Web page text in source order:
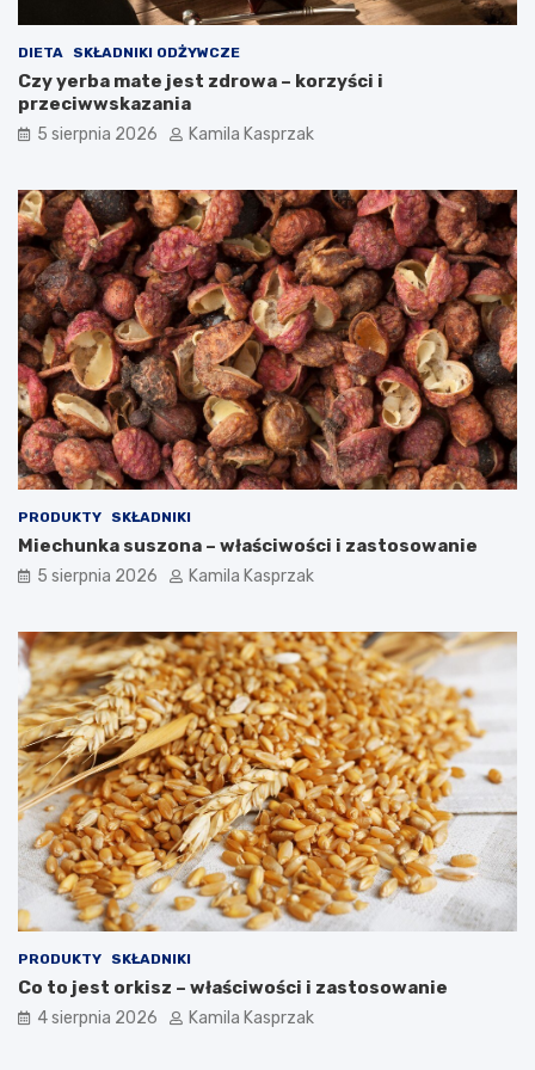
i
n
y
k
e
t
g
e
i
c
z
n
e
j
j
e
s
t
b
e
z
p
e
c
z
d
l
z
d
r
o
w
i
a
?
DIETA SKŁADNIKI ODŻYWCZE
Czy yerba mate jest zdrowa – korzyści i
przeciwwskazania
5 sierpnia 2026 Kamila Kasprzak
PRODUKTY SKŁADNIKI
Miechunka suszona – właściwości i zastosowanie
5 sierpnia 2026 Kamila Kasprzak
PRODUKTY SKŁADNIKI
Co to jest orkisz – właściwości i zastosowanie
4 sierpnia 2026 Kamila Kasprzak